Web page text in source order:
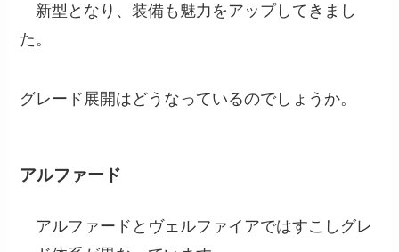
新型となり、装備も魅力をアップしてきまし
た。
グレード展開はどうなっているのでしょうか。
アルファード
アルファードとヴェルファイアではすこしグレ